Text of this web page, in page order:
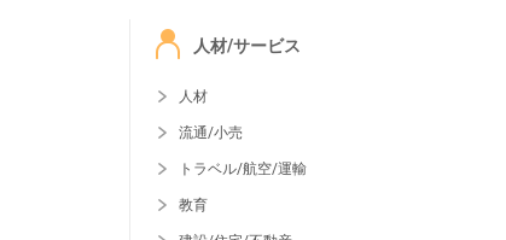
人材/サービス
人材
流通/小売
トラベル/航空/運輸
教育